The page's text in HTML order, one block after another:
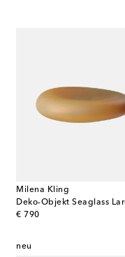
Milena Kling
Deko-Objekt Seaglass
€ 790
original price
neu